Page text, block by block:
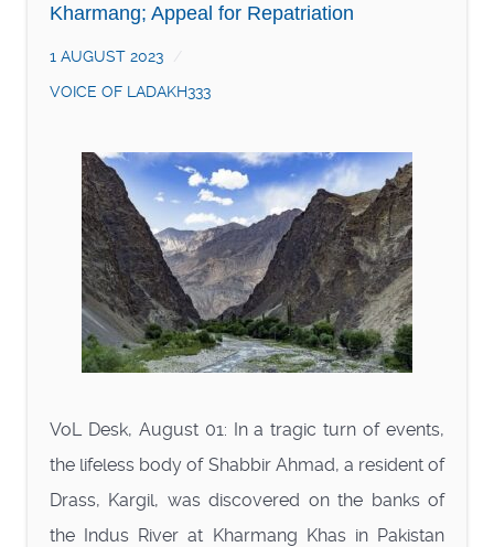
Kharmang; Appeal for Repatriation
1 AUGUST 2023
VOICE OF LADAKH333
VoL Desk, August 01: In a tragic turn of events,
the lifeless body of Shabbir Ahmad, a resident of
Drass, Kargil, was discovered on the banks of
the Indus River at Kharmang Khas in Pakistan